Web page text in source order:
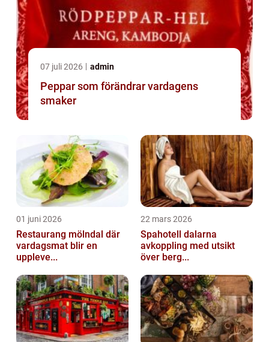
07 juli 2026 admin
Peppar som förändrar vardagens
smaker
01 juni 2026
Restaurang mölndal där
vardagsmat blir en
uppleve...
22 mars 2026
Spahotell dalarna
avkoppling med utsikt
över berg...